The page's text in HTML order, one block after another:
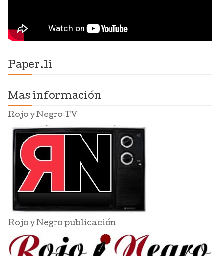
Paper.li
Mas información
Rojo y Negro TV
Rojo y Negro publicación